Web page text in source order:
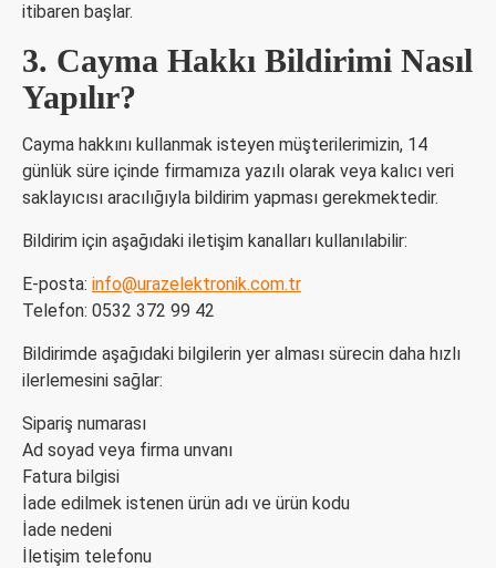
itibaren başlar.
3. Cayma Hakkı Bildirimi Nasıl
Yapılır?
Cayma hakkını kullanmak isteyen müşterilerimizin, 14
günlük süre içinde firmamıza yazılı olarak veya kalıcı veri
saklayıcısı aracılığıyla bildirim yapması gerekmektedir.
Bildirim için aşağıdaki iletişim kanalları kullanılabilir:
E-posta: info@urazelektronik.com.tr
Telefon: 0532 372 99 42
Bildirimde aşağıdaki bilgilerin yer alması sürecin daha hızlı
ilerlemesini sağlar:
Sipariş numarası
Ad soyad veya firma unvanı
Fatura bilgisi
İade edilmek istenen ürün adı ve ürün kodu
İade nedeni
İletişim telefonu